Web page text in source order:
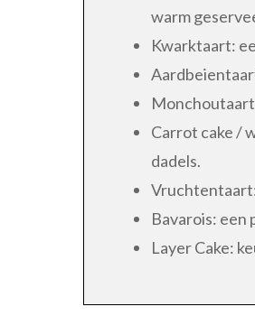
warm
Kwarktaart:
Carrot cake /
dadels.
Vruchtentaart:
Bavarois: een
Layer Cake: